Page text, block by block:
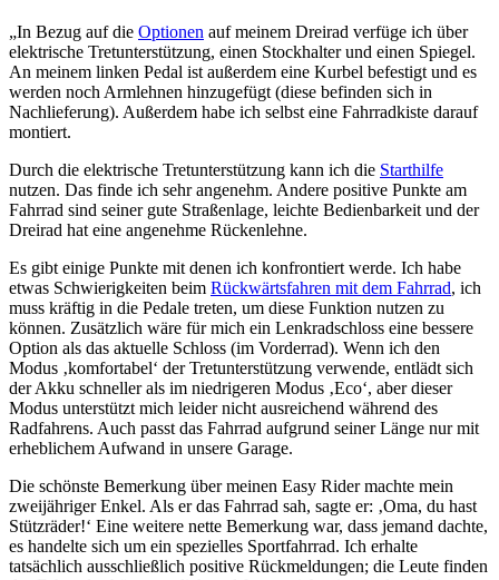
„In Bezug auf die Optionen auf meinem Dreirad verfüge ich über
elektrische Tretunterstützung, einen Stockhalter und einen Spiegel.
An meinem linken Pedal ist außerdem eine Kurbel befestigt und es
werden noch Armlehnen hinzugefügt (diese befinden sich in
Nachlieferung). Außerdem habe ich selbst eine Fahrradkiste darauf
montiert.
Durch die elektrische Tretunterstützung kann ich die Starthilfe
nutzen. Das finde ich sehr angenehm. Andere positive Punkte am
Fahrrad sind seiner gute Straßenlage, leichte Bedienbarkeit und der
Dreirad hat eine angenehme Rückenlehne.
Es gibt einige Punkte mit denen ich konfrontiert werde. Ich habe
etwas Schwierigkeiten beim Rückwärtsfahren mit dem Fahrrad, ich
muss kräftig in die Pedale treten, um diese Funktion nutzen zu
können. Zusätzlich wäre für mich ein Lenkradschloss eine bessere
Option als das aktuelle Schloss (im Vorderrad). Wenn ich den
Modus ‚komfortabel‘ der Tretunterstützung verwende, entlädt sich
der Akku schneller als im niedrigeren Modus ‚Eco‘, aber dieser
Modus unterstützt mich leider nicht ausreichend während des
Radfahrens. Auch passt das Fahrrad aufgrund seiner Länge nur mit
erheblichem Aufwand in unsere Garage.
Die schönste Bemerkung über meinen Easy Rider machte mein
zweijähriger Enkel. Als er das Fahrrad sah, sagte er: ‚Oma, du hast
Stützräder!‘ Eine weitere nette Bemerkung war, dass jemand dachte,
es handelte sich um ein spezielles Sportfahrrad. Ich erhalte
tatsächlich ausschließlich positive Rückmeldungen; die Leute finden